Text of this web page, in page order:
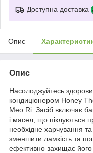
Доступна доставка
Опис
Опис
Насолоджуйтесь
кондиціонером Honey
Meo Ri. Засіб включає
і масел, що піклуються
необхідне харчування
зменшити ламкість та
ефективно захищає його